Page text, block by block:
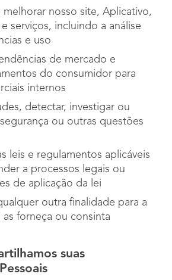
melhorar nosso site, Aplicativo,
serviços, incluindo a análise
e uso
de mercado e
do consumidor para
internos
detectar, investigar ou
ou outras questões
leis e regulamentos aplicáveis
a processos legais ou
de aplicação da lei
outra finalidade para a
as forneça ou consinta
suas